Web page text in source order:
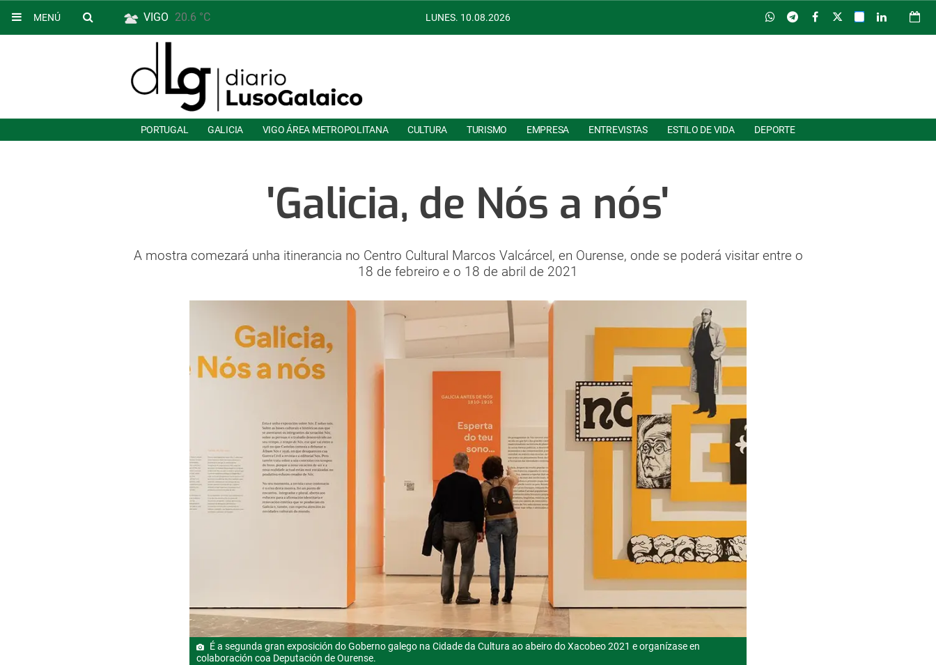
MENÚ VIGO 20.6 °C LUNES. 10.08.2026
PORTUGAL GALICIA VIGO ÁREA METROPOLITANA CULTURA TURISMO EMPRESA ENTREVISTAS ESTILO DE VIDA DEPORTE
'Galicia, de Nós a nós'
A mostra comezará unha itinerancia no Centro Cultural Marcos Valcárcel, en Ourense, onde se poderá visitar entre o
18 de febreiro e o 18 de abril de 2021
É a segunda gran exposición do Goberno galego na Cidade da Cultura ao abeiro do Xacobeo 2021 e organízase en
colaboración coa Deputación de Ourense.